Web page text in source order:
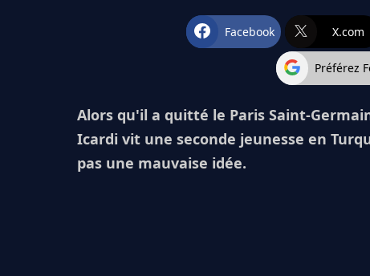
Facebook X.com
Préférez
Alors qu'il a quitté le Paris Saint-
Icardi vit une seconde jeunesse en
pas une mauvaise idée.